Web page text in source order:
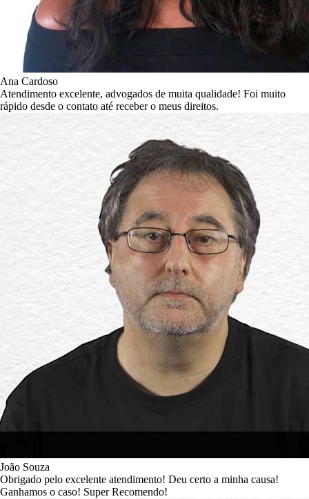
Ana Cardoso​
Atendimento excelente, advogados de muita qualidade! Foi muito
rápido desde o contato até receber o meus direitos.
João Souza​
Obrigado pelo excelente atendimento! Deu certo a minha causa!
Ganhamos o caso! Super Recomendo!